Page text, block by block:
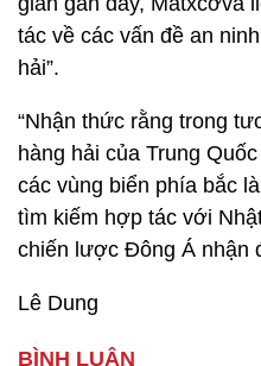
tác về các vấn đề an
hải”.
“Nhận thức rằng trong
hàng hải của Trung
các vùng biển phía bắc
tìm kiếm hợp tác với
chiến lược Đông Á nhận
Lê Dung